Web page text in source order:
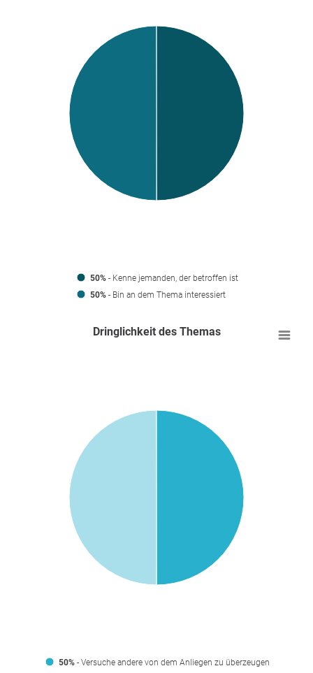
50% - Kenne jemanden, der betroffen ist
50% - Bin an dem Thema interessiert
Dringlichkeit des Themas
50% - Versuche andere von dem Anliegen zu überzeugen